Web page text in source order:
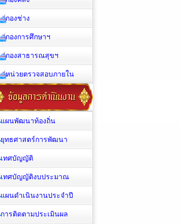
กองช่าง
กองการศึกษาฯ
กองสาธารณสุขฯ
หน่วยตรวจสอบภายใน
แผนพัฒนาท้องถิ่น
ยุทธศาสตร์การพัฒนา
เทศบัญญัติ
เทศบัญญัติงบประมาณ
แผนดำเนินงานประจำปี
การติดตามประเมินผล